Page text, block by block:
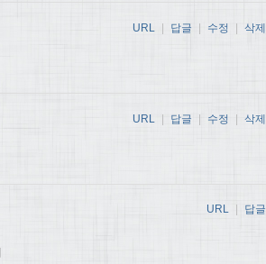
URL | 답글 | 수정 | 삭제
URL | 답글 | 수정 | 삭제
URL 답글